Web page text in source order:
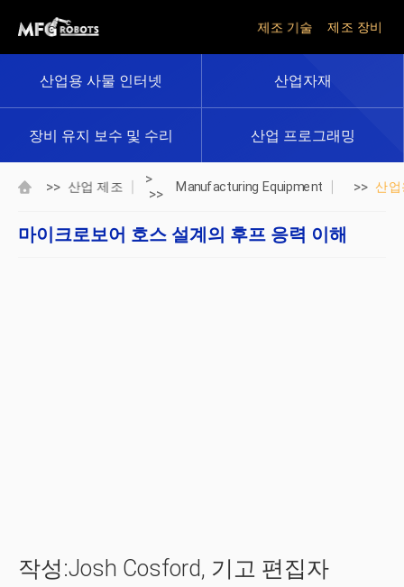
제조 기술 제조 장비
산업용 사물 인터넷 산업자재
장비 유지 보수 및 수리 산업 프로그래밍
>> 산업 제조
>
>>
Manufacturing Equipment >> 산업
마이크로보어 호스 설계의 후프 응력 이해
작성:Josh Cosford, 기고 편집자